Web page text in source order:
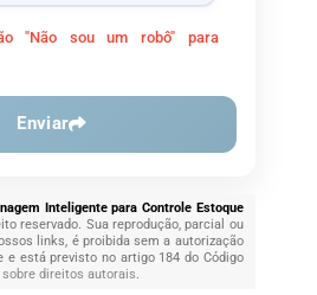
"Não sou um robô" para
Enviar
Inteligente para Controle Estoque
reservado. Sua reprodução, parcial ou
links, é proibida sem a autorização
e está previsto no artigo 184 do Código
sobre direitos autorais.